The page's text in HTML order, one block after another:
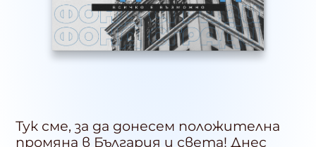
Тук сме, за да донесем положителна
промяна в България и света! Днес